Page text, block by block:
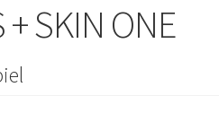
+ SKIN ONE